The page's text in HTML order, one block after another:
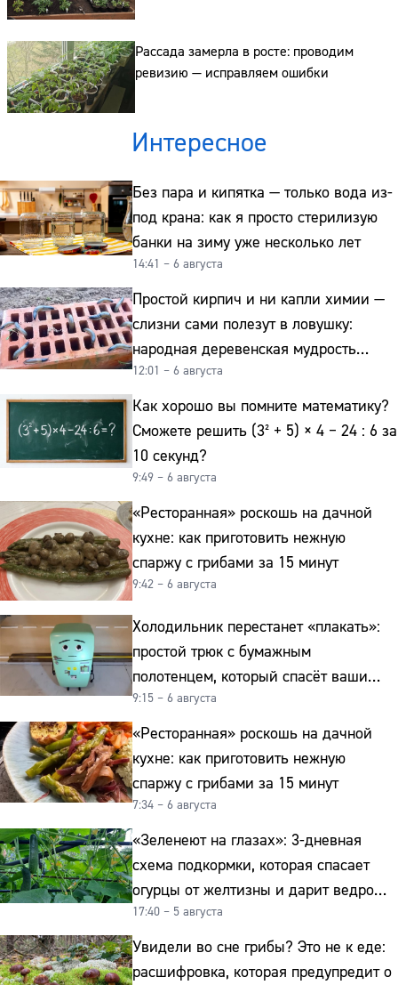
Рассада замерла в росте: проводим
ревизию — исправляем ошибки
Интересное
Без пара и кипятка — только вода из-
под крана: как я просто стерилизую
банки на зиму уже несколько лет
14:41 – 6 августа
Простой кирпич и ни капли химии —
слизни сами полезут в ловушку:
народная деревенская мудрость
реально работает
12:01 – 6 августа
Как хорошо вы помните математику?
Сможете решить (3² + 5) × 4 − 24 : 6 за
10 секунд?
9:49 – 6 августа
«Ресторанная» роскошь на дачной
кухне: как приготовить нежную
спаржу с грибами за 15 минут
9:42 – 6 августа
Холодильник перестанет «плакать»:
простой трюк с бумажным
полотенцем, который спасёт ваши
овощи от гнили
9:15 – 6 августа
«Ресторанная» роскошь на дачной
кухне: как приготовить нежную
спаржу с грибами за 15 минут
7:34 – 6 августа
«Зеленеют на глазах»: 3-дневная
схема подкормки, которая спасает
огурцы от желтизны и дарит ведро
урожая
17:40 – 5 августа
Увидели во сне грибы? Это не к еде:
расшифровка, которая предупредит о